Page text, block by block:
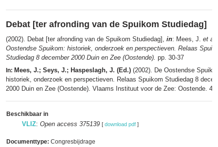
Debat [ter afronding van de Spuikom Studiedag]
(2002). Debat [ter afronding van de Spuikom Studiedag], in: Mees, J. et al.
Oostendse Spuikom: historiek, onderzoek en perspectieven. Relaas
Studiedag 8 december 2000 Duin en Zee (Oostende). pp. 30-37
In: Mees, J.; Seys, J.; Haspeslagh, J. (Ed.) (2002). De Oostendse
historiek, onderzoek en perspectieven. Relaas Spuikom Studiedag 8
2000 Duin en Zee (Oostende). Vlaams Instituut voor de Zee: Oostende.
Beschikbaar in
VLIZ: Open access 375139 [ download pdf ]
Documenttype: Congresbijdrage